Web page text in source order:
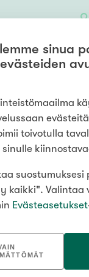
3h
(6381
asunnot,
ja satojen
sinua kenties
myös
sinua
evästeiden
toivotulla
suostumuksesi
kaikki". Valintaa
Evästeasetukset